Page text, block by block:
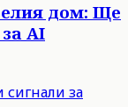
дом: Ще
AI
за